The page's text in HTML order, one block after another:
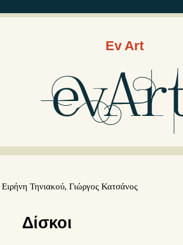
Ev Art
Τηνιακού, Γιώργος Κατσάνος
Δίσκοι